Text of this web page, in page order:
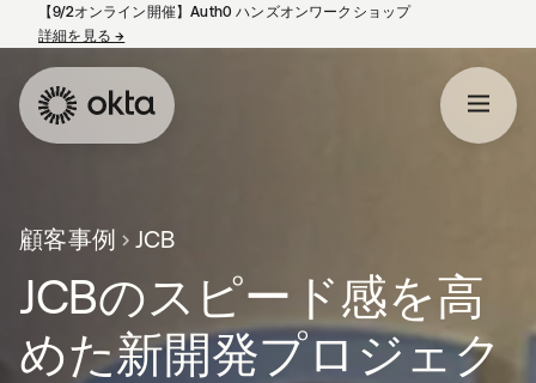
【9/2オンライン開催】Auth0 ハンズオンワークショップ
詳細を見る→
顧客事例 JCB
JCBのスピード感を高
めた新開発プロジェク